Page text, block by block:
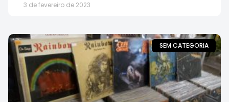
3 de fevereiro de 2023
SEM CATEGORIA